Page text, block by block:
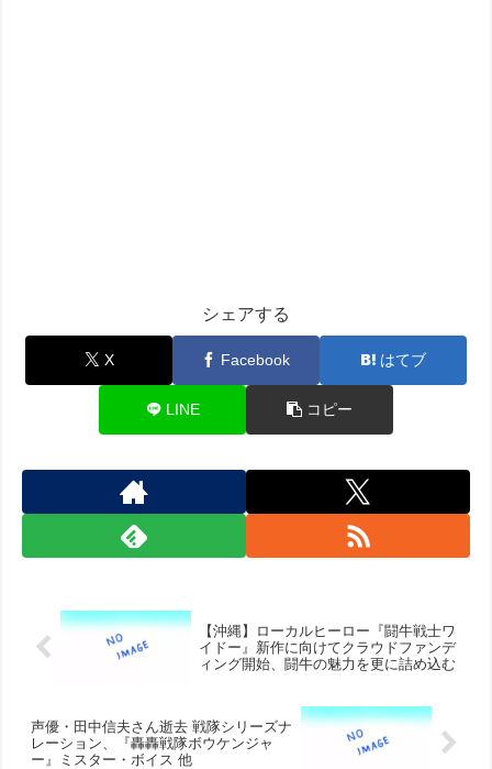
シェアする
X Facebook はてブ
LINE コピー
【沖縄】ローカルヒーロー『闘牛戦士ワ
イドー』新作に向けてクラウドファンデ
ィング開始、闘牛の魅力を更に詰め込む
声優・田中信夫さん逝去 戦隊シリーズナ
レーション、『轟轟戦隊ボウケンジャ
ー』ミスター・ボイス 他